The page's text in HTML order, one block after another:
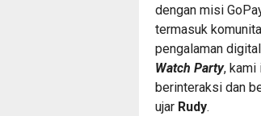
dengan misi
termasuk
pengalaman
Watch Party, kami
berinteraksi dan
ujar Rudy.